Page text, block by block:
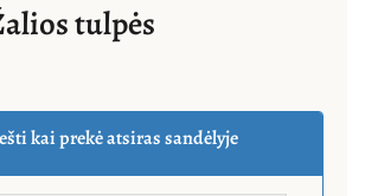
tulpės
kai prekė atsiras sandėlyje